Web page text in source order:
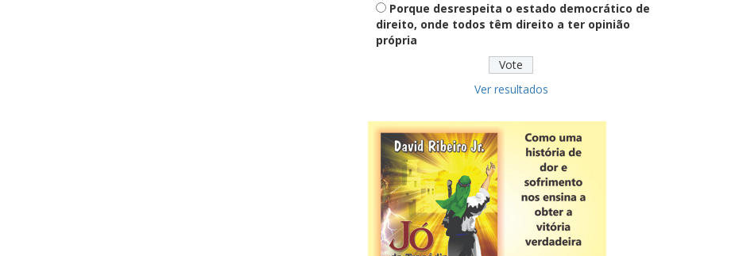
Educação
Fies: pré-selecionados têm até
terça para complementar
CNPJ alfanumérico começa a ser
emitido nesta sexta
ver todas »
Porque desrespeita o estado democrático de
direito, onde todos têm direito a ter opinião
própria
Ver resultados